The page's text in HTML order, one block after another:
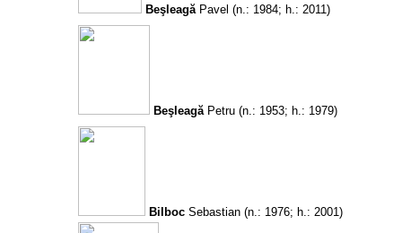
BeşleagăPavel (n.: 1984; h.: 2011)
BeşleagăPetru (n.: 1953; h.: 1979)
BilbocSebastian (n.: 1976; h.: 2001)